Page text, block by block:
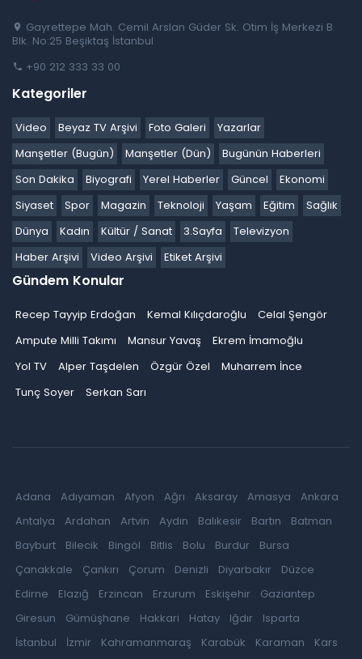
Gayrettepe Mah. Cemil Arslan Güder Sk. Otim İş Merkezi B
Blk. No:25 Beşiktaş İstanbul
+90 212 333 33 00
Kategoriler
Video Beyaz TV Arşivi Foto Galeri
Yazarlar
Manşetler (Bugün)
Manşetler (Dün)
Bugünün Haberleri
Son Dakika
Biyografi Yerel Haberler Güncel
Ekonomi
Siyaset
Spor Magazin Teknoloji Yaşam Eğitim
Sağlık
Dünya
Kadın Kültür / Sanat 3.Sayfa
Televizyon
Haber Arşivi
Video Arşivi Etiket Arşivi
Gündem Konular
Recep Tayyip Erdoğan Kemal Kılıçdaroğlu
Celal Şengör
Ampute Milli Takımı
Mansur Yavaş
Ekrem İmamoğlu
Yol TV
Alper Taşdelen Özgür Özel
Muharrem İnce
Tunç Soyer
Serkan Sarı
Adana Adıyaman Afyon Ağrı Aksaray Amasya
Ankara
Antalya
Ardahan Artvin Aydın Balıkesir Bartın
Batman
Bayburt
Bilecik Bingöl Bitlis Bolu Burdur
Bursa
Çanakkale
Çankırı Çorum Denizli Diyarbakır
Düzce
Edirne
Elazığ Erzincan Erzurum Eskişehir
Gaziantep
Giresun
Gümüşhane Hakkari Hatay Iğdır
Isparta
İstanbul
İzmir Kahramanmaraş Karabük Karaman
Kars